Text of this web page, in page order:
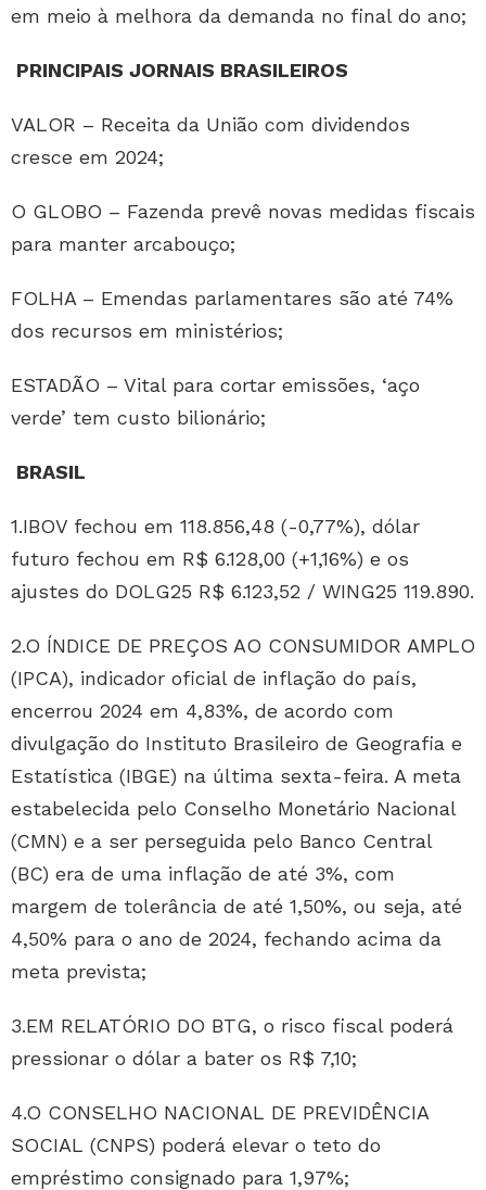
em meio à melhora da demanda no final do ano;
PRINCIPAIS JORNAIS BRASILEIROS
VALOR – Receita da União com dividendos
cresce em 2024;
O GLOBO – Fazenda prevê novas medidas fiscais
para manter arcabouço;
FOLHA – Emendas parlamentares são até 74%
dos recursos em ministérios;
ESTADÃO – Vital para cortar emissões, ‘aço
verde’ tem custo bilionário;
BRASIL
1.IBOV fechou em 118.856,48 (-0,77%), dólar
futuro fechou em R$ 6.128,00 (+1,16%) e os
ajustes do DOLG25 R$ 6.123,52 / WING25 119.890.
2.O ÍNDICE DE PREÇOS AO CONSUMIDOR AMPLO
(IPCA), indicador oficial de inflação do país,
encerrou 2024 em 4,83%, de acordo com
divulgação do Instituto Brasileiro de Geografia e
Estatística (IBGE) na última sexta-feira. A meta
estabelecida pelo Conselho Monetário Nacional
(CMN) e a ser perseguida pelo Banco Central
(BC) era de uma inflação de até 3%, com
margem de tolerância de até 1,50%, ou seja, até
4,50% para o ano de 2024, fechando acima da
meta prevista;
3.EM RELATÓRIO DO BTG, o risco fiscal poderá
pressionar o dólar a bater os R$ 7,10;
4.O CONSELHO NACIONAL DE PREVIDÊNCIA
SOCIAL (CNPS) poderá elevar o teto do
empréstimo consignado para 1,97%;